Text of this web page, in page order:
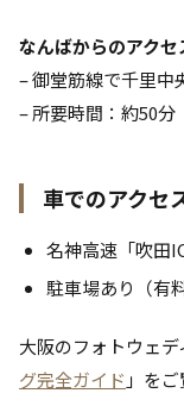
なんばからのアクセ
– 御堂筋線で千里
– 所要時間：約50分
車でのアクセ
名神高速「吹田
駐車場あり（有料
大阪のフォトウェ
グ完全ガイド 」をご